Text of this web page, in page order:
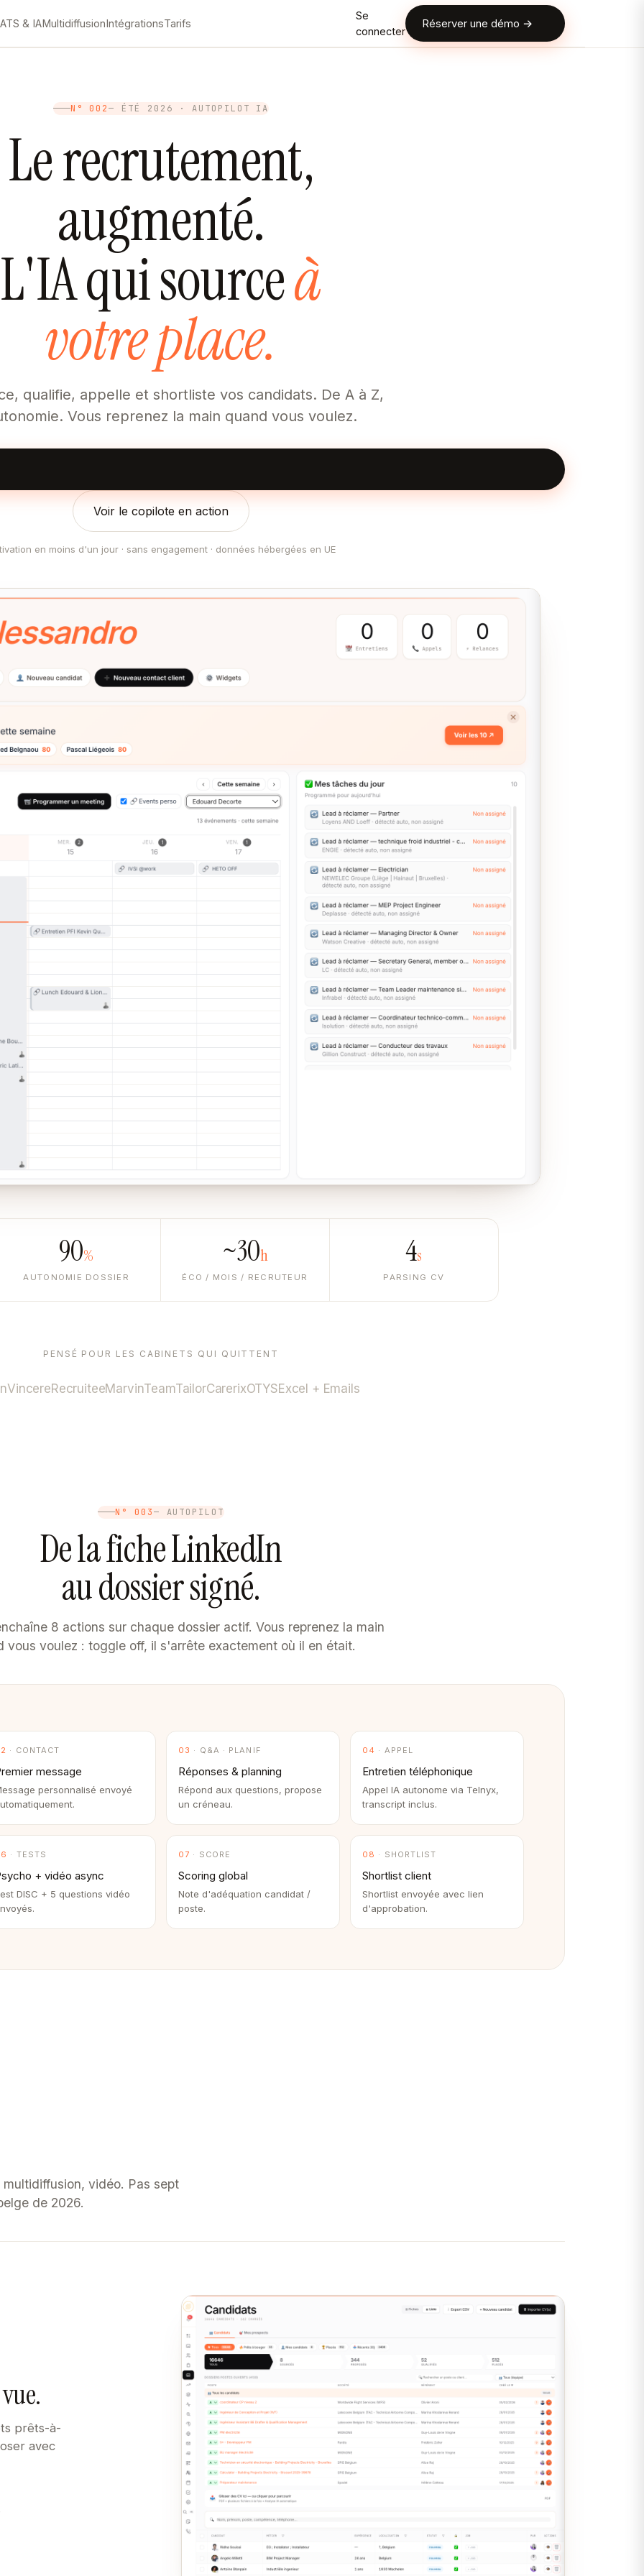
ATS & IAMultidiffusionIntégrationsTarifs
Se
connecter
Réserver une démo →
N° 002— ÉTÉ 2026 · AUTOPILOT IA
Le recrutement,
augmenté.
L'IA qui sourceà
votre place.
qualifie, appelle et shortliste vos candidats. De A à Z,
Vous reprenez la main quand vous voulez.
Voir le copilote en action
en moins d'un jour · sans engagement · données hébergées en UE
90%
AUTONOMIE DOSSIER
~30h
ÉCO / MOIS / RECRUTEUR
4s
PARSING CV
PENSÉ POUR LES CABINETS QUI QUITTENT
VincereRecruiteeMarvinTeamTailorCarerixOTYSExcel + Emails
N° 003— AUTOPILOT
De la fiche LinkedIn
au dossier signé.
8 actions sur chaque dossier actif. Vous reprenez la main
vous voulez : toggle off, il s'arrête exactement où il en était.
· CONTACT
message
personnalisé envoyé
03 · Q&A · PLANIF
Réponses & planning
Répond aux questions, propose
un créneau.
04 · APPEL
Entretien téléphonique
Appel IA autonome via Telnyx,
transcript inclus.
· TESTS
+ vidéo async
DISC + 5 questions vidéo
07 · SCORE
Scoring global
Note d'adéquation candidat /
poste.
08 · SHORTLIST
Shortlist client
Shortlist envoyée avec lien
d'approbation.
vidéo. Pas sept
de 2026.
prêts-à-
avec